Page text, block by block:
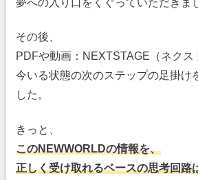
その後、
PDFや動画：NEXTSTAGE（ネクス
今いる状態の次のステップの足掛け
した。
きっと、
このNEWWORLDの情報を、
正しく受け取れるベースの思考回路